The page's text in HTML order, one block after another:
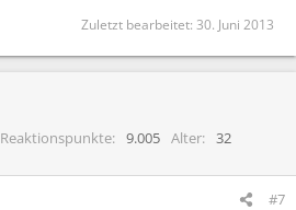
Zuletzt bearbeitet: 30. Juni 2013
Reaktionspunkte 9.005 Alter
32
#7